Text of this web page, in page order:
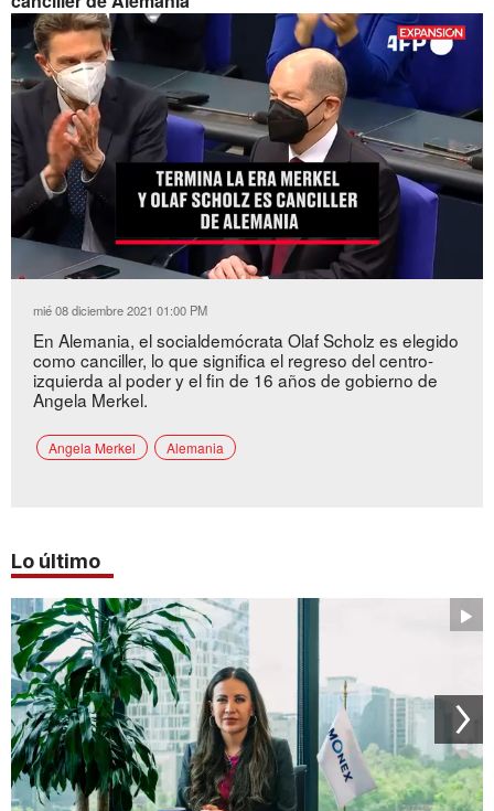
Unmute Loaded:
60.62%
mié 08 diciembre 2021 01:00 PM
En Alemania, el socialdemócrata Olaf Scholz es elegido
como canciller, lo que significa el regreso del centro-
izquierda al poder y el fin de 16 años de gobierno de
Angela Merkel.
Angela Merkel Alemania
Lo último